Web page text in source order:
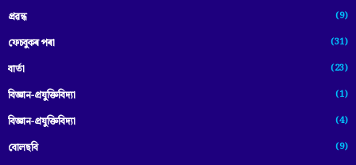
প্ৰৱন্ধ (9)
ফেচবুকৰ পৰা (31)
বাৰ্তা (23)
বিজ্ঞান-প্রযুক্তিবিদ্যা (1)
বিজ্ঞান-প্ৰযুক্তিবিদ্যা (4)
বোলছবি (9)